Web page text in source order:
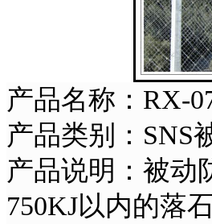
产品名称：RX-
产品类别：SNS
产品说明：被动
750KJ以内的落